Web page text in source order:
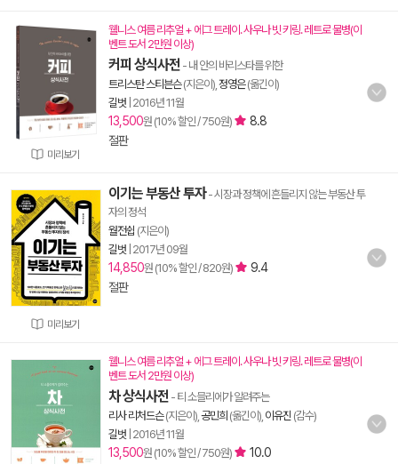
미리보기
웰니스 여름 리추얼 + 에그 트레이. 사우나 빗 키링. 레트로 물병(이
벤트 도서 2만원 이상)
커피 상식사전 - 내 안의 바리스타를 위한
트리스탄 스티븐슨(지은이), 정영은(옮긴이)
길벗 2016년 11월
13,500원 (10% 할인 / 750원)
8.8
절판
미리보기
이기는 부동산 투자- 시장과 정책에 흔들리지 않는 부동산 투
자의 정석
월전쉽 (지은이)
길벗 2017년 09월
14,850원 (10% 할인 / 820원)
9.4
절판
웰니스 여름 리추얼 + 에그 트레이. 사우나 빗 키링. 레트로 물병(이
벤트 도서 2만원 이상)
차 상식사전 - 티 소믈리에가 알려주는
리사 리처드슨(지은이), 공민희 (옮긴이), 이유진 (감수)
길벗 2016년 11월
13,500원 (10% 할인 / 750원)
10.0